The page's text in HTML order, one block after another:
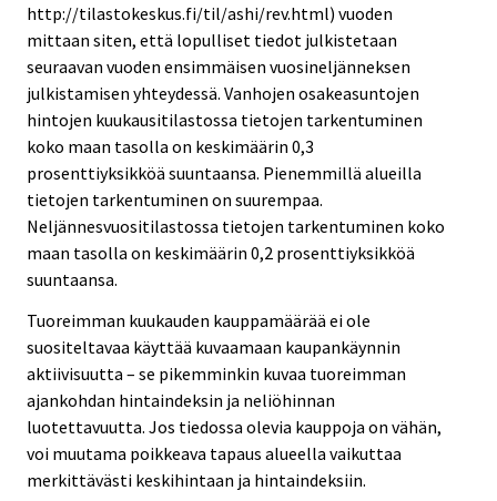
http://tilastokeskus.fi/til/ashi/rev.html) vuoden
mittaan siten, että lopulliset tiedot julkistetaan
seuraavan vuoden ensimmäisen vuosineljänneksen
julkistamisen yhteydessä. Vanhojen osakeasuntojen
hintojen kuukausitilastossa tietojen tarkentuminen
koko maan tasolla on keskimäärin 0,3
prosenttiyksikköä suuntaansa. Pienemmillä alueilla
tietojen tarkentuminen on suurempaa.
Neljännesvuositilastossa tietojen tarkentuminen koko
maan tasolla on keskimäärin 0,2 prosenttiyksikköä
suuntaansa.
Tuoreimman kuukauden kauppamäärää ei ole
suositeltavaa käyttää kuvaamaan kaupankäynnin
aktiivisuutta – se pikemminkin kuvaa tuoreimman
ajankohdan hintaindeksin ja neliöhinnan
luotettavuutta. Jos tiedossa olevia kauppoja on vähän,
voi muutama poikkeava tapaus alueella vaikuttaa
merkittävästi keskihintaan ja hintaindeksiin.